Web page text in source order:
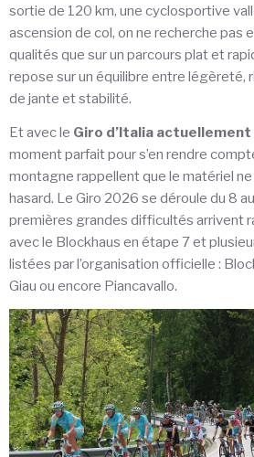
sortie de 120 km, une cyclosportive
ascension de col, on ne recherche pas
qualités que sur un parcours plat et
repose sur un équilibre entre légèreté,
de jante et stabilité.
Et avec le Giro d’Italia actuellement
moment parfait pour s’en rendre
montagne rappellent que le matériel ne
hasard. Le Giro 2026 se déroule du 8
premières grandes difficultés arrivent
avec le Blockhaus en étape 7 et
listées par l’organisation officielle :
Giau ou encore Piancavallo.